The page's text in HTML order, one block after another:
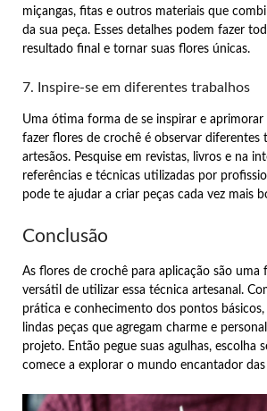
miçangas, fitas e outros materiais que
da sua peça. Esses detalhes podem fazer
resultado final e tornar suas flores únicas.
7. Inspire-se em diferentes trabalhos
Uma ótima forma de se inspirar e aprimorar
fazer flores de crochê é observar diferentes
artesãos. Pesquise em revistas, livros e na
referências e técnicas utilizadas por
pode te ajudar a criar peças cada vez mais
Conclusão
As flores de crochê para aplicação são uma
versátil de utilizar essa técnica artesanal.
prática e conhecimento dos pontos básicos,
lindas peças que agregam charme e
projeto. Então pegue suas agulhas, escolha
comece a explorar o mundo encantador